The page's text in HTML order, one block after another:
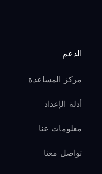
الدعم
مركز المساعدة
أدلة الإعداد
معلومات عنا
تواصل معنا